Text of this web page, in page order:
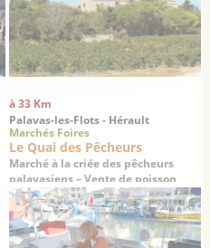
à 33 Km
Palavas-les-Flots - Hérault
Marchés Foires
Le Quai des Pêcheurs
Marché à la criée des pêcheurs
palavasiens – Vente de poisson
frais en direct